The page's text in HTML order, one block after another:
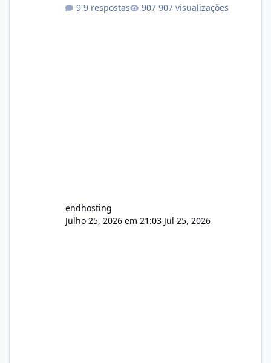
9 respostas
907 visualizações
endhosting
Julho 25, 2026 em 21:03 Jul 25, 2026